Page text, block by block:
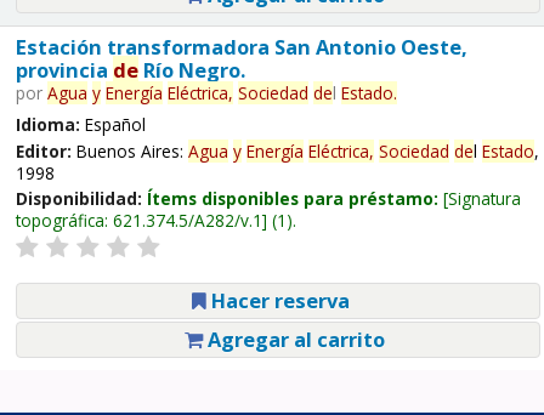
Estación transformadora San Antonio Oeste,
provincia deRío Negro.
por Agua y Energía Eléctrica, Sociedad del Estado.
Idioma: Español
Editor: Buenos Aires: Agua y Energía Eléctrica, Sociedad del Estado,
1998
Disponibilidad: Ítems disponibles para préstamo: Signatura
topográfica: 621.374.5/A282/v.1 (1).
Hacer reserva
Agregar al carrito